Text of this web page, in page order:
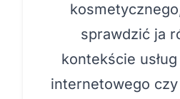
sprawdzić ja
kontekście
internetowego